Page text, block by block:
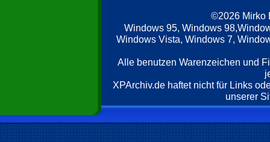
©2026 Mirko
Windows 95, Windows
Windows Vista, Windows 7,
Alle benutzen Warenzeichen und
XPArchiv.de haftet nicht für Links
unserer